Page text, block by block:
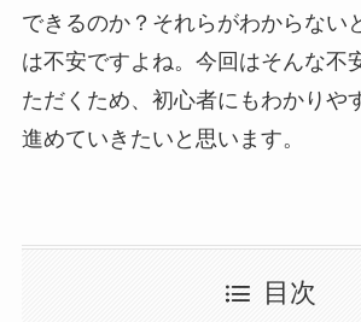
できるのか？それらがわからない
は不安ですよね。今回はそんな不
ただくため、初心者にもわかりや
進めていきたいと思います。
目次